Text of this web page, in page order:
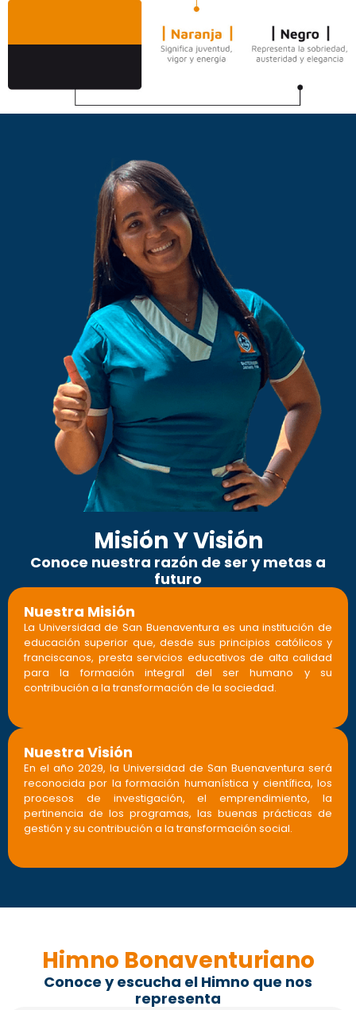
Misión Y Visión
Conoce nuestra razón de ser y metas a
futuro
Nuestra Misión
La Universidad de San Buenaventura es una institución de
educación superior que, desde sus principios católicos y
franciscanos, presta servicios educativos de alta calidad
para la formación integral del ser humano y su
contribución a la transformación de la sociedad.
Nuestra Visión
En el año 2029, la Universidad de San Buenaventura será
reconocida por la formación humanística y científica, los
procesos de investigación, el emprendimiento, la
pertinencia de los programas, las buenas prácticas de
gestión y su contribución a la transformación social.
Himno Bonaventuriano
Conoce y escucha el Himno que nos
representa